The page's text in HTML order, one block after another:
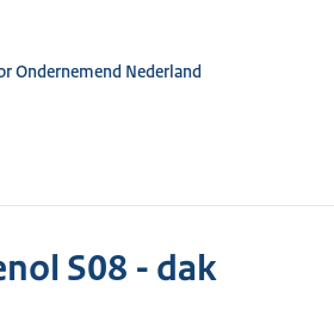
Ondernemend Nederland
S08 - dak